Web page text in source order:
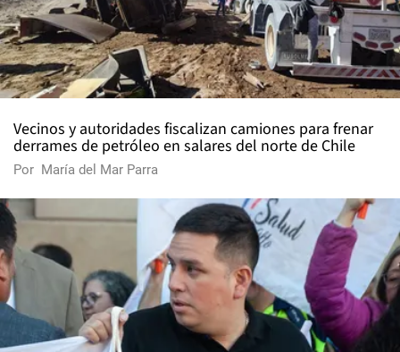
Vecinos y autoridades fiscalizan camiones para frenar
derrames de petróleo en salares del norte de Chile
Por María del Mar Parra